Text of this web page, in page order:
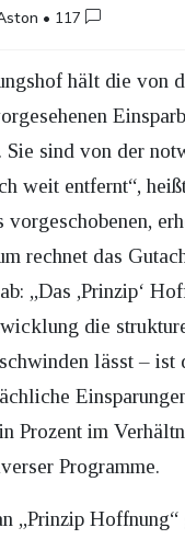
• 117
hält die von
sind von der
weit entfernt“,
vorgeschobenen,
rechnet das
„Das ,Prinzip‘
die
lässt – ist
Prozent im
Programme.
„Prinzip